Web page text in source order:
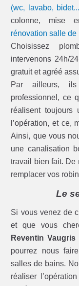
(wc, lavabo,
colonne, mise
rénovation salle de
Choisissez
intervenons 24h/
gratuit et agréé
Par ailleurs,
professionnel, ce
réalisent toujours
l’opération, et ce,
Ainsi, que vous
une canalisation
travail bien fait. De
remplacer vos
Le
Si vous venez de
et que vous
Reventin Vaugris
pourrez nous
salles de bains.
réaliser